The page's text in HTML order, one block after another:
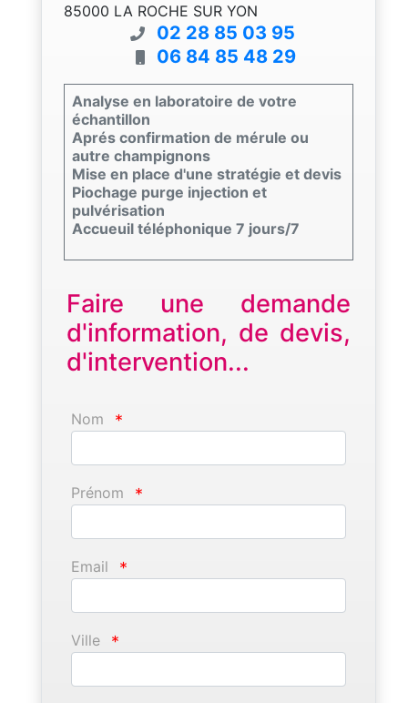
85000 LA ROCHE SUR YON
02 28 85 03 95
06 84 85 48 29
Analyse en laboratoire de votre
échantillon
Aprés confirmation de mérule ou
autre champignons
Mise en place d'une stratégie et devis
Piochage purge injection et
pulvérisation
Accueuil téléphonique 7 jours/7
Faire une demande
d'information, de devis,
d'intervention...
Nom *
Prénom *
Email *
Ville *